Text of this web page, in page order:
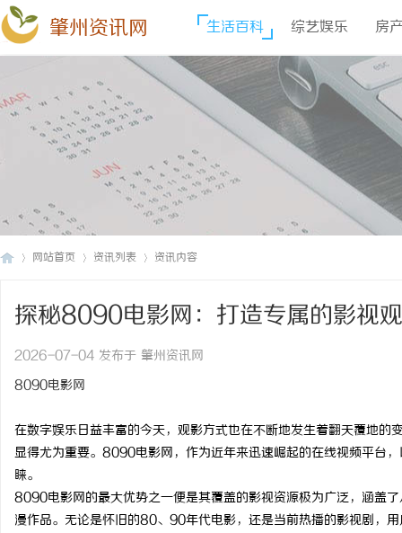
肇州资讯网 生活百科 综艺娱乐 房
网站首页 资讯列表 资讯内容
探秘8090电影网：打造专属的影视
2026-07-04 发布于 肇州资讯网
8090电影网
在数字娱乐日益丰富的今天，观影方式也在不断地发生着翻天覆地
显得尤为重要。8090电影网，作为近年来迅速崛起的在线视频平台
睐。
8090电影网的最大优势之一便是其覆盖的影视资源极为广泛，涵盖
漫作品。无论是怀旧的80、90年代电影，还是当前热播的影视剧，